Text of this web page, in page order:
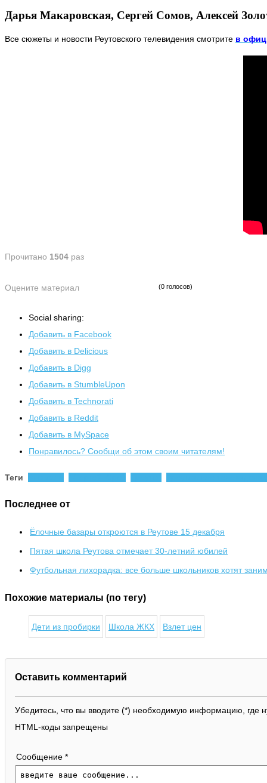
Дарья Макаровская, Сергей Сомов, Алексей
Все сюжеты и новости Реутовского телевидения смотрите в
Прочитано 1504 раз
Оцените материал (0 голосов)
Social sharing:
Добавить в Facebook
Добавить в Delicious
Добавить в Digg
Добавить в StumbleUpon
Добавить в Technorati
Добавить в Reddit
Добавить в MySpace
Понравилось? Сообщи об этом своим читателям!
Теги
Последнее от
Ёлочные базары откроются в Реутове 15 декабря
Пятая школа Реутова отмечает 30-летний юбилей
Футбольная лихорадка: все больше школьников хотят
Похожие материалы (по тегу)
Дети из пробирки Школа ЖКХ Взлет цен
Оставить комментарий
Убедитесь, что вы вводите (*) необходимую информацию, где
HTML-коды запрещены
Сообщение *